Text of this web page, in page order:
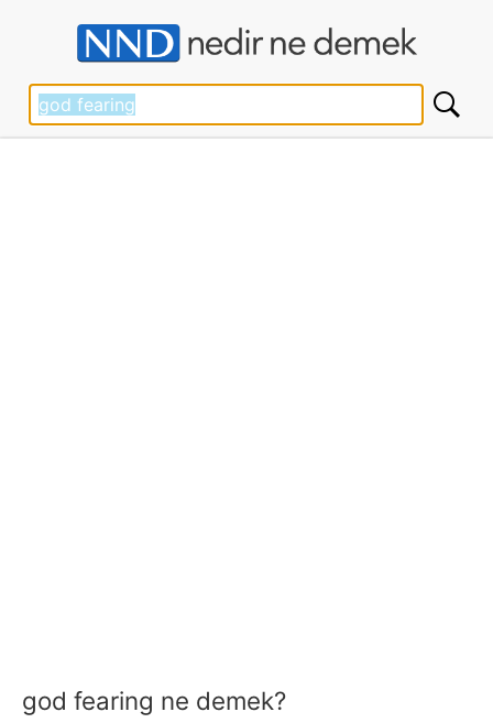
god fearing ne demek?